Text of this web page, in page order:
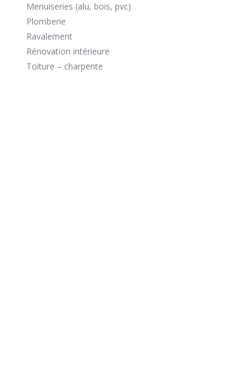
Menuiseries (alu, bois, pvc)
Plomberie
Ravalement
Rénovation intérieure
Toiture – charpente